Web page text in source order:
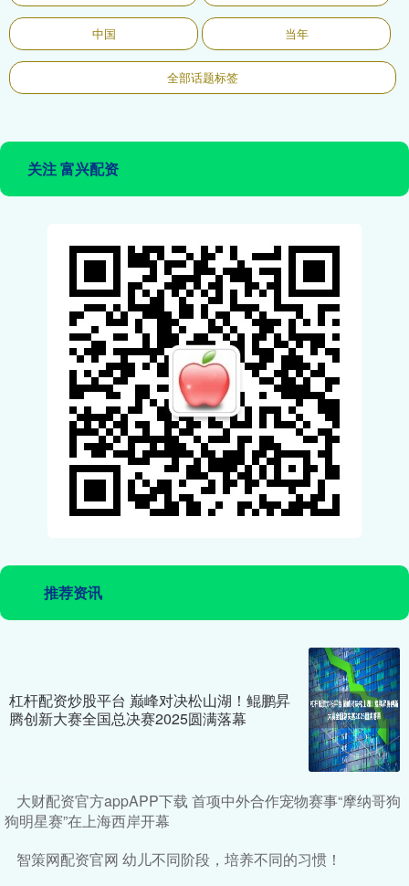
中国 当年
全部话题标签
关注 富兴配资
推荐资讯
杠杆配资炒股平台 巅峰对决松山湖！鲲鹏昇
腾创新大赛全国总决赛2025圆满落幕
大财配资官方appAPP下载 首项中外合作宠物赛事“摩纳哥狗
狗明星赛”在上海西岸开幕
智策网配资官网 幼儿不同阶段，培养不同的习惯！